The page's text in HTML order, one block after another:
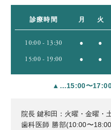
診療時間 月 火
10:00 - 13:30 ● ●
15:00 - 19:00 ● ●
▲…15:00〜
院長 鍵和田：火曜・金曜・
歯科医師 勝部(10:00〜